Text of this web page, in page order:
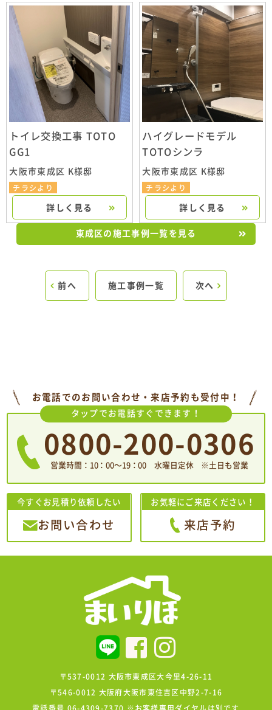
トイレ交換工事 TOTO
GG1
大阪市東成区 K様邸
チラシより
詳しく見る
ハイグレードモデル
TOTOシンラ
大阪市東成区 K様邸
チラシより
詳しく見る
東成区の施工事例一覧を見る
前へ 施工事例一覧 次へ
お電話でのお問い合わせ・来店予約も受付中！
タップでお電話すぐできます！
0800-200-0306
営業時間：10：00〜19：00 水曜日定休 ※土日も営業
今すぐお見積り依頼したい
お問い合わせ
お気軽にご来店ください！
来店予約
〒537-0012 大阪市東成区大今里4-26-11
〒546-0012 大阪府大阪市東住吉区中野2-7-16
電話番号 06-4309-7370 ※お客様専用ダイヤルは別です